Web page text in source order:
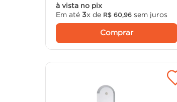
à vista no pix
Em até 3x de R$ 60, 96sem juros
Comprar